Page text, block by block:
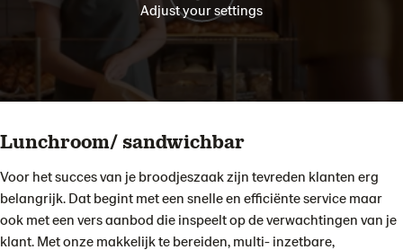
Adjust your settings
Lunchroom/ sandwichbar
Voor het succes van je broodjeszaak zijn tevreden klanten erg
belangrijk. Dat begint met een snelle en efficiënte service maar
ook met een vers aanbod die inspeelt op de verwachtingen van je
klant. Met onze makkelijk te bereiden, multi- inzetbare,